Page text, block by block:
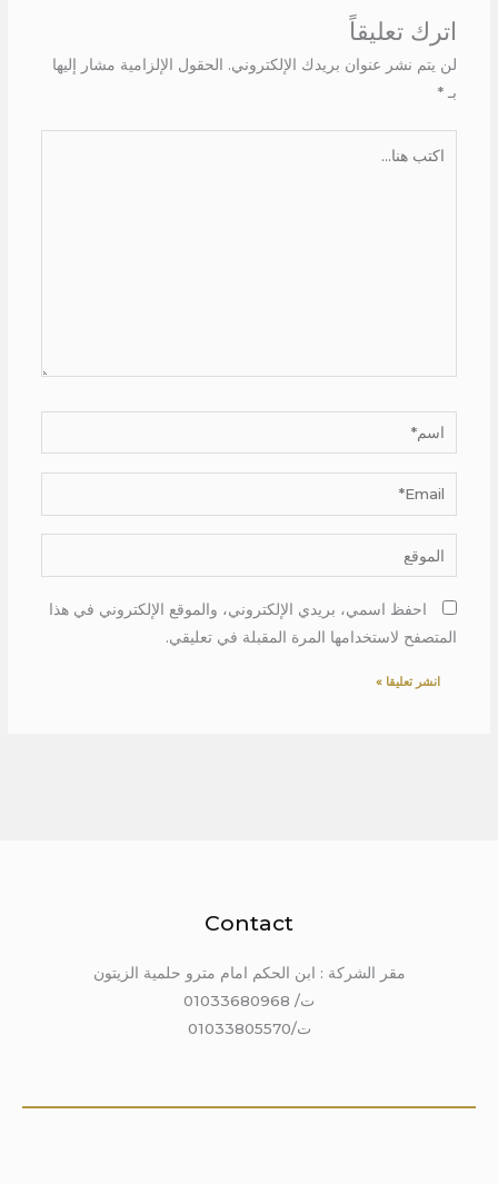
اترك تعليقاً
لن يتم نشر عنوان بريدك الإلكتروني. الحقول الإلزامية مشار إليها
بـ *
اسم*
Email*
الموقع
احفظ اسمي، بريدي الإلكتروني، والموقع الإلكتروني في هذا
المتصفح لاستخدامها المرة المقبلة في تعليقي.
Contact
مقر الشركة : ابن الحكم امام مترو حلمية الزيتون
ت/ 01033680968
ت/01033805570